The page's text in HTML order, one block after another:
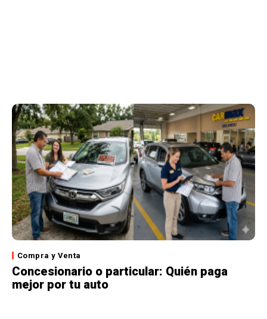
Compra y Venta
Concesionario o particular: Quién paga
mejor por tu auto